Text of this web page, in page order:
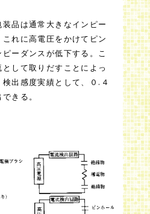
品は通常大きなインピー
れに高電圧をかけてピン
ーダンスが低下する。こ
して取りだすことによっ
出感度実績として、０.４
きる。